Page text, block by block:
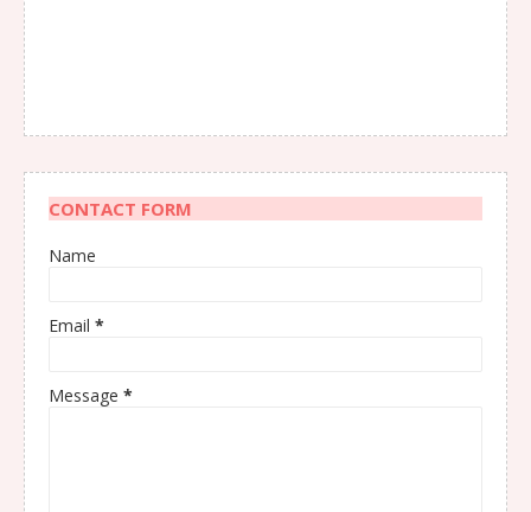
CONTACT FORM
Name
Email *
Message *